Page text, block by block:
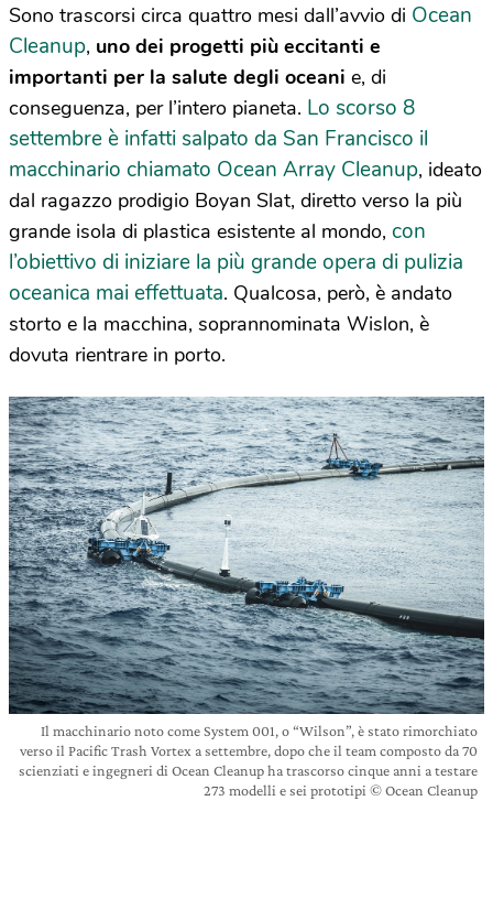
Sono trascorsi circa quattro mesi dall’avvio di Ocean
Cleanup, uno dei progetti più eccitanti e
importanti per la salute degli oceani e, di
conseguenza, per l’intero pianeta. Lo scorso 8
settembre è infatti salpato da San Francisco il
macchinario chiamato Ocean Array Cleanup, ideato
dal ragazzo prodigio Boyan Slat, diretto verso la più
grande isola di plastica esistente al mondo, con
l’obiettivo di iniziare la più grande opera di pulizia
oceanica mai effettuata. Qualcosa, però, è andato
storto e la macchina, soprannominata Wislon, è
dovuta rientrare in porto.
Il macchinario noto come System 001, o “Wilson”, è stato rimorchiato
verso il Pacific Trash Vortex a settembre, dopo che il team composto da 70
scienziati e ingegneri di Ocean Cleanup ha trascorso cinque anni a testare
273 modelli e sei prototipi © Ocean Cleanup